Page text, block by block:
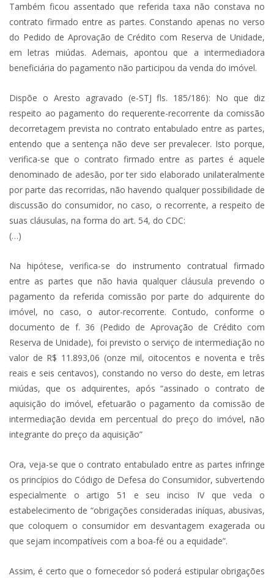
Também ficou assentado que referida taxa não constava no
contrato firmado entre as partes. Constando apenas no verso
do Pedido de Aprovação de Crédito com Reserva de Unidade,
em letras miúdas. Ademais, apontou que a intermediadora
beneficiária do pagamento não participou da venda do imóvel.
Dispõe o Aresto agravado (e-STJ fls. 185/186): No que diz
respeito ao pagamento do requerente-recorrente da comissão
decorretagem prevista no contrato entabulado entre as partes,
entendo que a sentença não deve ser prevalecer. Isto porque,
verifica-se que o contrato firmado entre as partes é aquele
denominado de adesão, por ter sido elaborado unilateralmente
por parte das recorridas, não havendo qualquer possibilidade de
discussão do consumidor, no caso, o recorrente, a respeito de
suas cláusulas, na forma do art. 54, do CDC:
(…)
Na hipótese, verifica-se do instrumento contratual firmado
entre as partes que não havia qualquer cláusula prevendo o
pagamento da referida comissão por parte do adquirente do
imóvel, no caso, o autor-recorrente. Contudo, conforme o
documento de f. 36 (Pedido de Aprovação de Crédito com
Reserva de Unidade), foi previsto o serviço de intermediação no
valor de R$ 11.893,06 (onze mil, oitocentos e noventa e três
reais e seis centavos), constando no verso do deste, em letras
miúdas, que os adquirentes, após “assinado o contrato de
aquisição do imóvel, efetuarão o pagamento da comissão de
intermediação devida em percentual do preço do imóvel, não
integrante do preço da aquisição”
Ora, veja-se que o contrato entabulado entre as partes infringe
os princípios do Código de Defesa do Consumidor, subvertendo
especialmente o artigo 51 e seu inciso IV que veda o
estabelecimento de “obrigações consideradas iníquas, abusivas,
que coloquem o consumidor em desvantagem exagerada ou
que sejam incompatíveis com a boa-fé ou a equidade”.
Assim, é certo que o fornecedor só poderá estipular obrigações